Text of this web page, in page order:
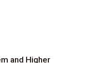
and Higher